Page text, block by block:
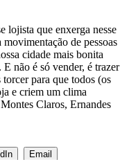
lojista que enxerga nesse
de pessoas
cidade mais bonita
não é só vender, é trazer
para que todos (os
e criem um clima
Claros, Ernandes
Email